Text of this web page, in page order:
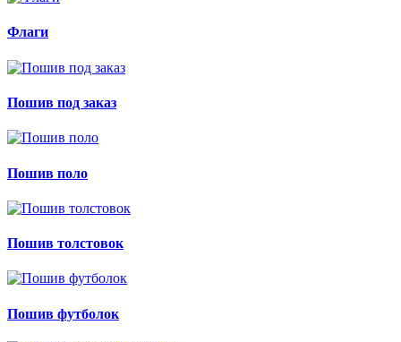
Флаги
Пошив под заказ
Пошив поло
Пошив толстовок
Пошив футболок